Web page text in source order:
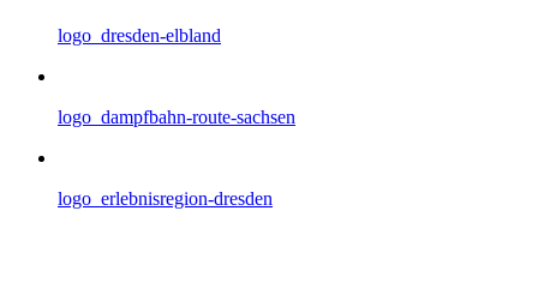
logo_dresden-elbland
logo_dampfbahn-route-sachsen
logo_erlebnisregion-dresden